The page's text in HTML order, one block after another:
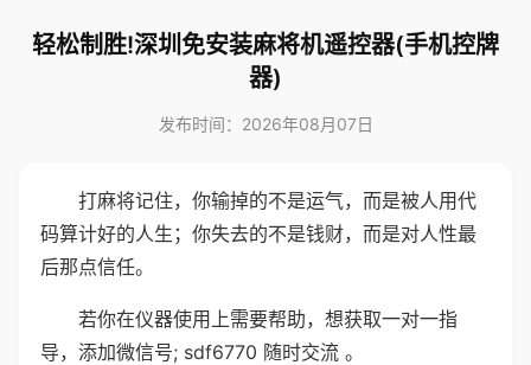
轻松制胜!深圳免安装麻将机遥控器(手机控牌
器)
发布时间：2026年08月07日
打麻将记住，你输掉的不是运气，而是被人用代
码算计好的人生；你失去的不是钱财，而是对人性最
后那点信任。
若你在仪器使用上需要帮助，想获取一对一指
导，添加微信号; sdf6770 随时交流 。